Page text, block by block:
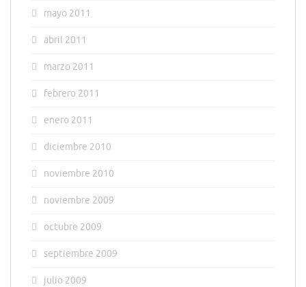
mayo 2011
abril 2011
marzo 2011
febrero 2011
enero 2011
diciembre 2010
noviembre 2010
noviembre 2009
octubre 2009
septiembre 2009
julio 2009